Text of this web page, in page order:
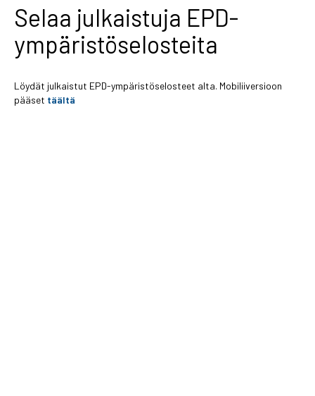
Selaa julkaistuja EPD-
ympäristöselosteita
Löydät julkaistut EPD-ympäristöselosteet alta. Mobiliiversioon
pääset täältä